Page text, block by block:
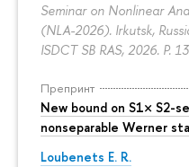
Seminar on Nonlinear
(NLA-2026). Irkutsk,
ISDCT SB RAS, 2026. P.
Препринт
New bound on S1× S2-
nonseparable Werner
Loubenets E. R.